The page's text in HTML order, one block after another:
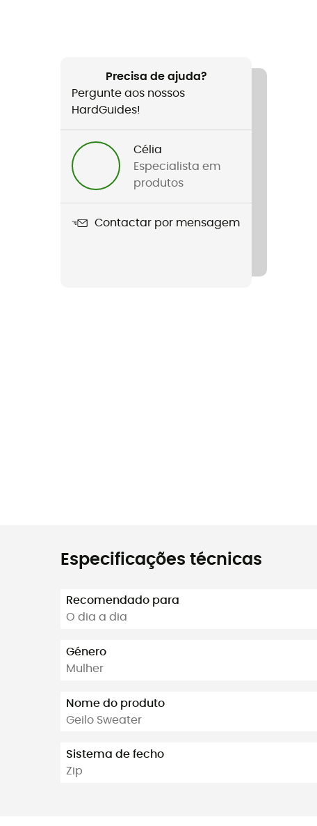
Precisa de ajuda?
Pergunte aos nossos
HardGuides!
Célia
Especialista em
produtos
Contactar por mensagem
Especificações técnicas
Recomendado para
O dia a dia
Género
Mulher
Nome do produto
Geilo Sweater
Sistema de fecho
Zip